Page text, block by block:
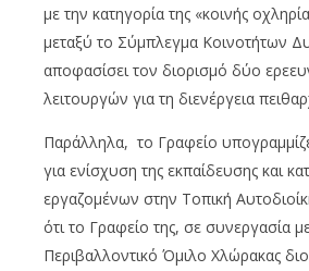
με την κατηγορία της «κοινής
μεταξύ το Σύμπλεγμα Κοινοτήτων
αποφασίσει τον διορισμό δύο
λειτουργών για τη διενέργεια
Παράλληλα, το Γραφείο
για ενίσχυση της εκπαίδευσης και
εργαζομένων στην Τοπική
ότι το Γραφείο της, σε συνεργασία
Περιβαλλοντικό Όμιλο Χλώρακας